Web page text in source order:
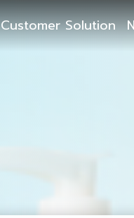
Customer Solution